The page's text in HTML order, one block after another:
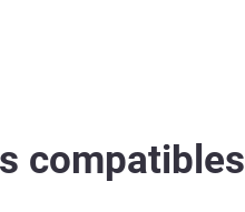
compatibles